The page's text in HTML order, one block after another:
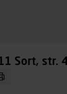
Sort, str.